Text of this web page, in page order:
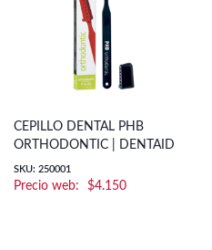
CEPILLO DENTAL PHB
ORTHODONTIC | DENTAID
SKU: 250001
$4.150